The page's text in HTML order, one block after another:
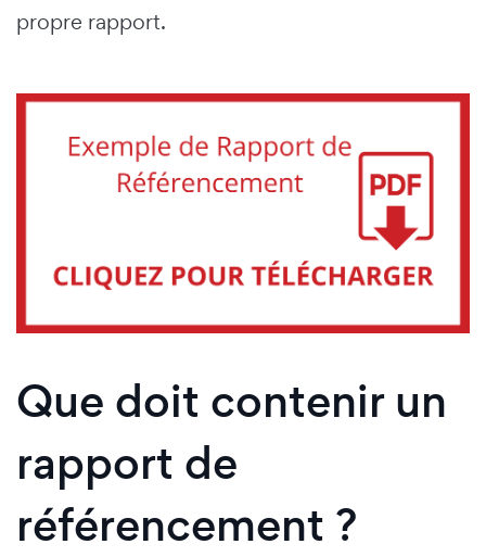
propre rapport.
Que doit contenir un
rapport de
référencement ?